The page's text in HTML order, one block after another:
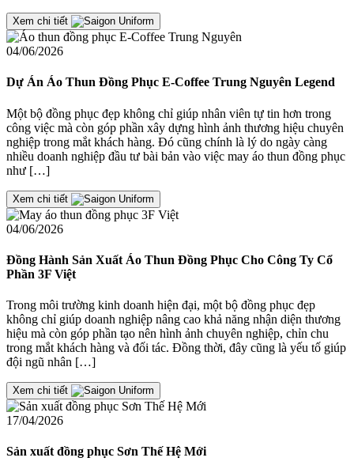
Xem chi tiết
04/06/2026
Dự Án Áo Thun Đồng Phục E-Coffee Trung Nguyên Legend
Một bộ đồng phục đẹp không chỉ giúp nhân viên tự tin hơn trong
công việc mà còn góp phần xây dựng hình ảnh thương hiệu chuyên
nghiệp trong mắt khách hàng. Đó cũng chính là lý do ngày càng
nhiều doanh nghiệp đầu tư bài bản vào việc may áo thun đồng phục
như […]
Xem chi tiết
04/06/2026
Đồng Hành Sản Xuất Áo Thun Đồng Phục Cho Công Ty Cổ
Phần 3F Việt
Trong môi trường kinh doanh hiện đại, một bộ đồng phục đẹp
không chỉ giúp doanh nghiệp nâng cao khả năng nhận diện thương
hiệu mà còn góp phần tạo nên hình ảnh chuyên nghiệp, chỉn chu
trong mắt khách hàng và đối tác. Đồng thời, đây cũng là yếu tố giúp
đội ngũ nhân […]
Xem chi tiết
17/04/2026
Sản xuất đồng phục Sơn Thế Hệ Mới